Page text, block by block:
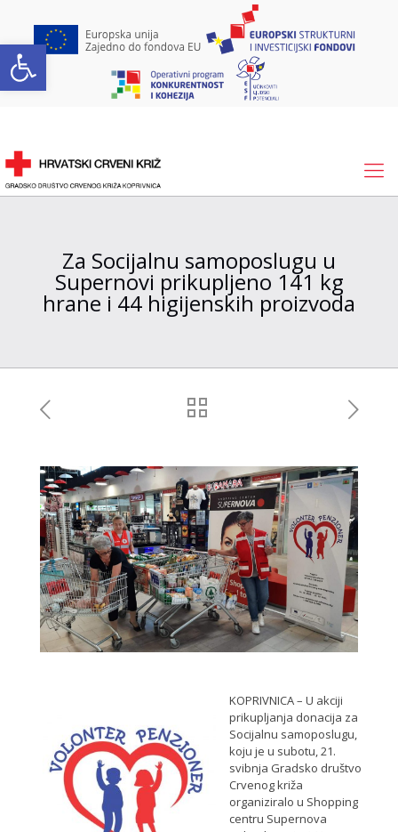
Open toolbar
Za Socijalnu samoposlugu u
Supernovi prikupljeno 141 kg
hrane i 44 higijenskih proizvoda
KOPRIVNICA – U akciji
prikupljanja donacija za
Socijalnu samoposlugu,
koju je u subotu, 21.
svibnja Gradsko društvo
Crvenog križa
organiziralo u Shopping
centru Supernova